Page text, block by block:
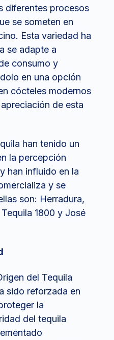
diferentes procesos
se someten en
Esta variedad ha
se adapte a
consumo y
en una opción
cócteles modernos
de esta
han tenido un
la percepción
han influido en la
y se
son: Herradura,
1800 y José
del Tequila
sido reforzada en
la
del tequila